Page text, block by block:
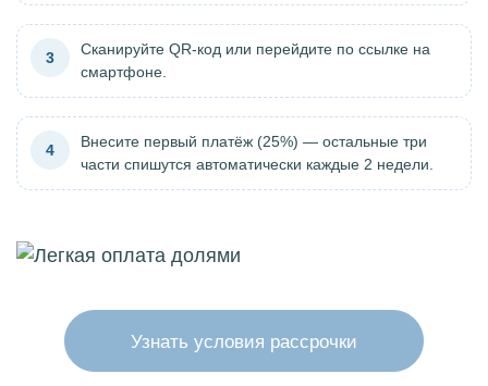
3
Сканируйте QR-код или перейдите по ссылке на
смартфоне.
4
Внесите первый платёж (25%) — остальные три
части спишутся автоматически каждые 2 недели.
Узнать условия рассрочки